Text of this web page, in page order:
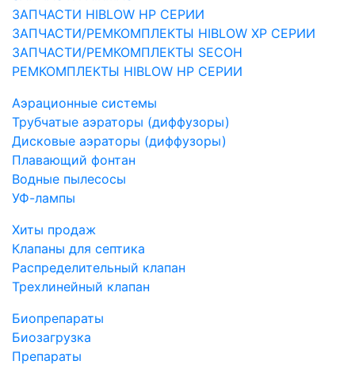
ЗАПЧАСТИ HIBLOW HP СЕРИИ
ЗАПЧАСТИ/РЕМКОМПЛЕКТЫ HIBLOW XP СЕРИИ
ЗАПЧАСТИ/РЕМКОМПЛЕКТЫ SECOH
РЕМКОМПЛЕКТЫ HIBLOW HP СЕРИИ
Аэрационные системы
Трубчатые аэраторы (диффузоры)
Дисковые аэраторы (диффузоры)
Плавающий фонтан
Водные пылесосы
УФ-лампы
Хиты продаж
Клапаны для септика
Распределительный клапан
Трехлинейный клапан
Биопрепараты
Биозагрузка
Препараты